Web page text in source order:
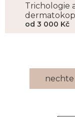
Trichologie
od 3 000 Kč